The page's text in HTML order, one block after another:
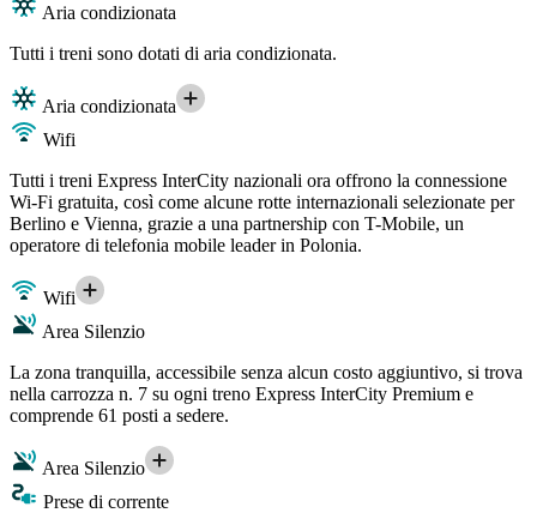
Aria condizionata
Tutti i treni sono dotati di aria condizionata.
Aria condizionata
Wifi
Tutti i treni Express InterCity nazionali ora offrono la connessione
Wi-Fi gratuita, così come alcune rotte internazionali selezionate per
Berlino e Vienna, grazie a una partnership con T-Mobile, un
operatore di telefonia mobile leader in Polonia.
Wifi
Area Silenzio
La zona tranquilla, accessibile senza alcun costo aggiuntivo, si trova
nella carrozza n. 7 su ogni treno Express InterCity Premium e
comprende 61 posti a sedere.
Area Silenzio
Prese di corrente